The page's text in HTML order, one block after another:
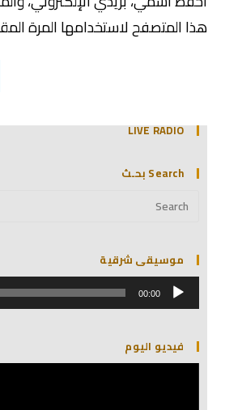
هذا المتصفح لاستخدامها المرة
LIVE RADIO
Search بحـث
موسيقى شرقية
مشغل
الصوت 00:00
فيديو اليوم
مشغل